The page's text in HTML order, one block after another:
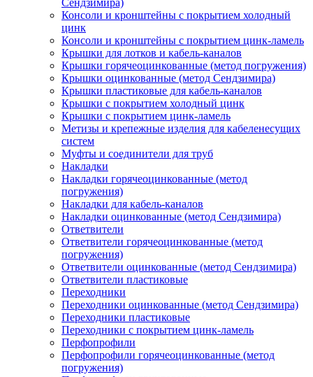
Сендзимира)
Консоли и кронштейны с покрытием холодный
цинк
Консоли и кронштейны с покрытием цинк-ламель
Крышки для лотков и кабель-каналов
Крышки горячеоцинкованные (метод погружения)
Крышки оцинкованные (метод Сендзимира)
Крышки пластиковые для кабель-каналов
Крышки с покрытием холодный цинк
Крышки с покрытием цинк-ламель
Метизы и крепежные изделия для кабеленесущих
систем
Муфты и соединители для труб
Накладки
Накладки горячеоцинкованные (метод
погружения)
Накладки для кабель-каналов
Накладки оцинкованные (метод Сендзимира)
Ответвители
Ответвители горячеоцинкованные (метод
погружения)
Ответвители оцинкованные (метод Сендзимира)
Ответвители пластиковые
Переходники
Переходники оцинкованные (метод Сендзимира)
Переходники пластиковые
Переходники с покрытием цинк-ламель
Перфопрофили
Перфопрофили горячеоцинкованные (метод
погружения)